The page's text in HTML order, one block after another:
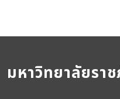
มหาวิทยาลัยรา